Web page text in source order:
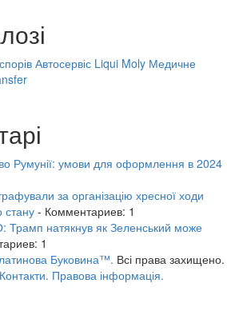
Автосервіс Liqui Moly Медичне
Румунії: умови для оформлення в 2024
за організацію хресної ходи
- Комментариев: 1
Трамп натякнув як Зеленський може
1
Буковина™. Всі права захищено.
Контакти. Правова інформація.